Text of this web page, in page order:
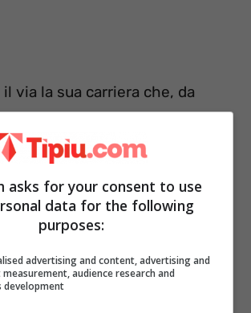
via la sua carriera che, da
non subirà nemmeno una
Oggi è considerata una
la scorsa estate, Orietta ha
le classifiche con la hit Mille,
FedezedAchille Lauro.E
la sua vita privata cosa
asks for your consent to use
data for the following
purposes:
advertising and content, advertising and
audience research and
development